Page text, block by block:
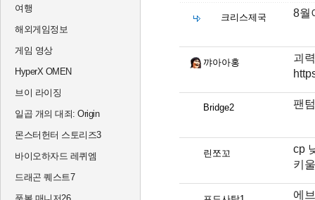
여행
해외게임정보
게임 영상
HyperX OMEN
브이 라이징
일곱 개의 대죄: Origin
몬스터헌터 스토리즈3
바이오하자드 레퀴엠
드래곤 퀘스트7
크리스제국 8월
꺄아아홍
괴
Bridge2 팬
린쪼꼬
cp
키
에